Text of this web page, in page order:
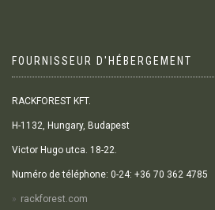
FOURNISSEUR D'HÉBERGEMENT
RACKFOREST KFT.
H-1132, Hungary, Budapest
Victor Hugo utca. 18-22.
Numéro de téléphone: 0-24: +36 70 362 4785
rackforest.com